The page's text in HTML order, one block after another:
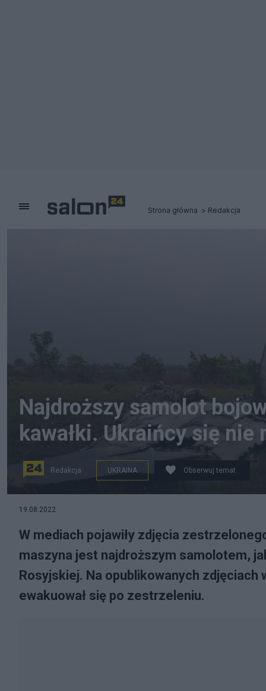
Strona główna Redakcja
Najdroższy samolot
kawałki. Ukraińcy się nie
Redakcja UKRAINA Obserwuj temat
19.08.2022
W mediach pojawiły zdjęcia
maszyna jest najdroższym samolotem,
Rosyjskiej. Na opublikowanych
ewakuował się po zestrzeleniu.